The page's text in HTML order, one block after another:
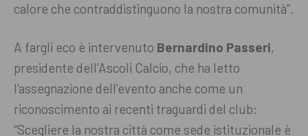
calore che contraddistinguono la nostra comunità”.
A fargli eco è intervenuto Bernardino Passeri,
presidente dell’Ascoli Calcio, che ha letto
l’assegnazione dell’evento anche come un
riconoscimento ai recenti traguardi del club:
“Scegliere la nostra città come sede istituzionale è